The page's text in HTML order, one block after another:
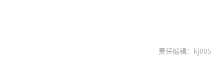
责任编辑：kj005